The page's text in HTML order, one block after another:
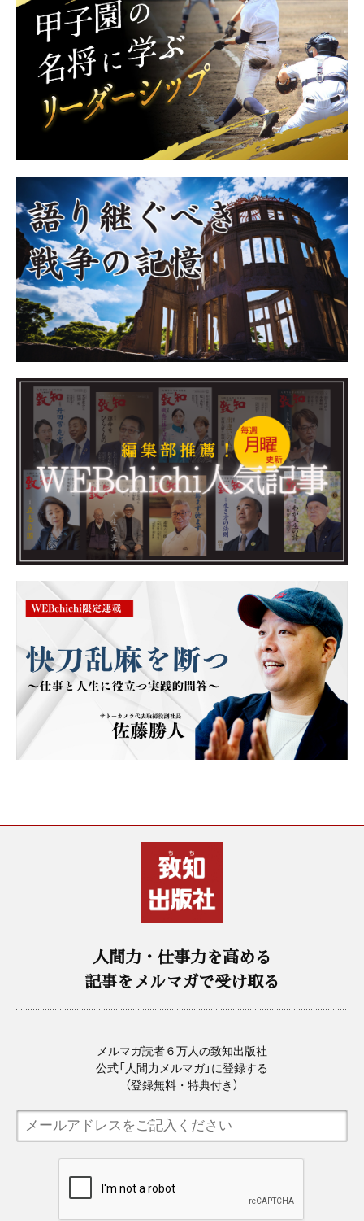
人間力・仕事力を高める
記事をメルマガで受け取る
メルマガ読者６万人の致知出版社
公式「人間力メルマガ」に登録する
（登録無料・特典付き）